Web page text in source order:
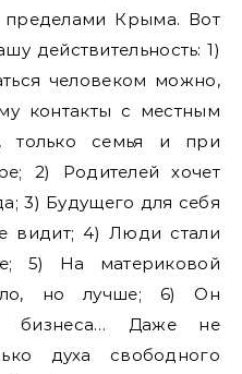
пределами Крыма. Вот
действительность: 1)
человеком можно,
контакты с местным
только семья и при
2) Родителей хочет
3) Будущего для себя
видит; 4) Люди стали
5) На материковой
но лучше; 6) Он
бизнеса… Даже не
духа свободного